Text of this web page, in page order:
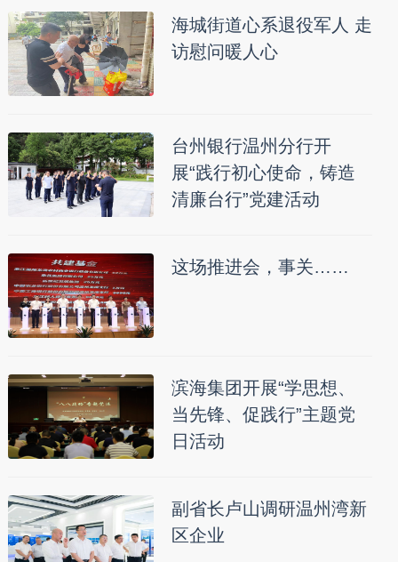
海城街道心系退役军人 走
访慰问暖人心
台州银行温州分行开
展“践行初心使命，铸造
清廉台行”党建活动
这场推进会，事关……
滨海集团开展“学思想、
当先锋、促践行”主题党
日活动
副省长卢山调研温州湾新
区企业